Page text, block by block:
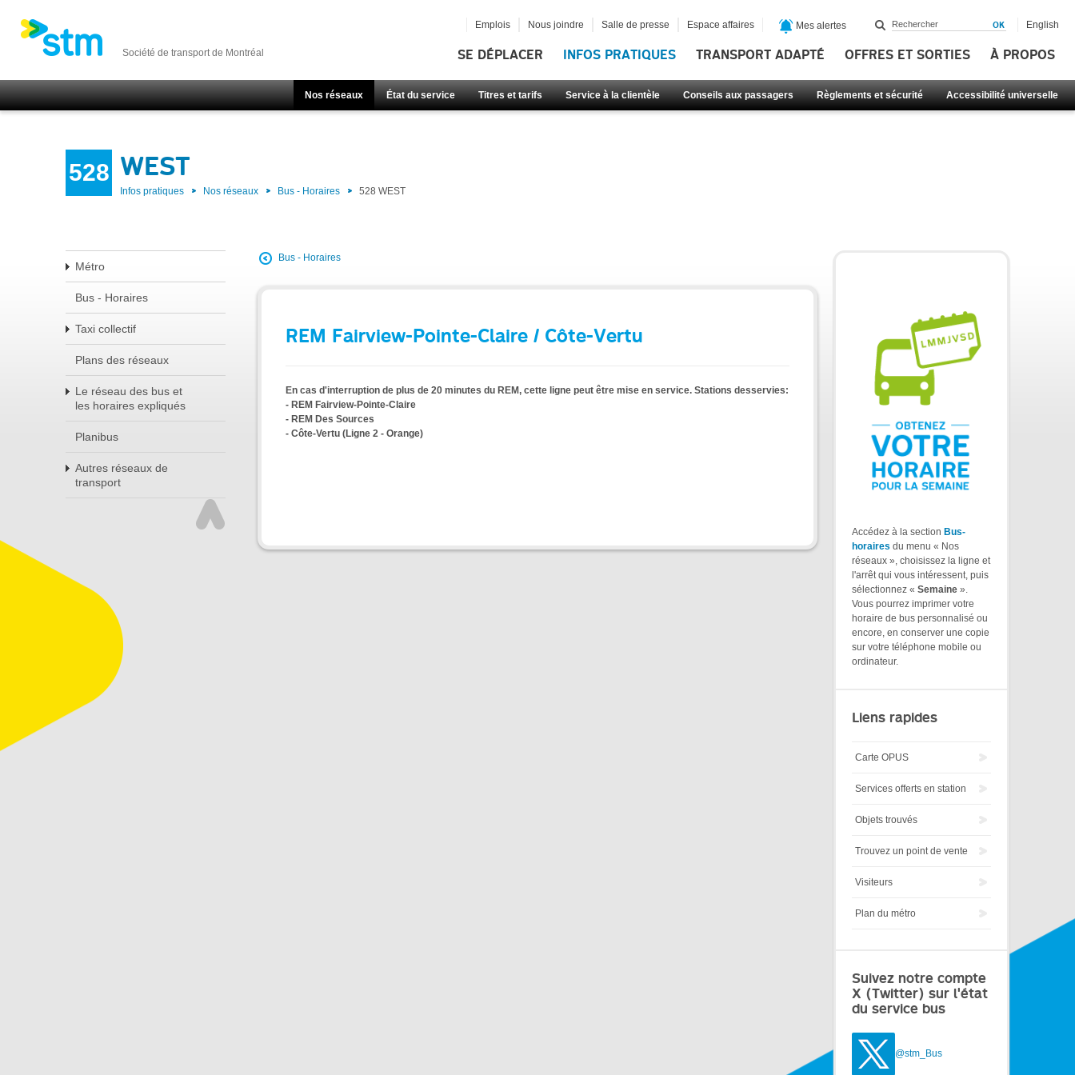
Société de transport de Montréal SE DÉPLACER INFOS PRATIQUES TRANSPORT ADAPTÉ OFFRES ET SORTIES À PROPOS
Nos réseaux État du service Titres et tarifs Service à la clientèle Conseils aux passagers Règlements et sécurité Accessibilité universelle
Emplois Nous joindre Salle de presse Espace affaires Mes alertes English
528 WEST
Infos pratiques Nos réseaux Bus - Horaires 528 WEST
Métro
Bus - Horaires
Taxi collectif
Plans des réseaux
Le réseau des bus et
les horaires expliqués
Planibus
Autres réseaux de
transport
Bus - Horaires
REM Fairview-Pointe-Claire / Côte-Vertu
En cas d'interruption de plus de 20 minutes du REM, cette ligne peut être mise en service. Stations desservies:
- REM Fairview-Pointe-Claire
- REM Des Sources
- Côte-Vertu (Ligne 2 - Orange)
Accédez à la section Bus-
horaires du menu « Nos
réseaux », choisissez la ligne et
l'arrêt qui vous intéressent, puis
sélectionnez « Semaine ».
Vous pourrez imprimer votre
horaire de bus personnalisé ou
encore, en conserver une copie
sur votre téléphone mobile ou
ordinateur.
Liens rapides
Carte OPUS
Services offerts en station
Objets trouvés
Trouvez un point de vente
Visiteurs
Plan du métro
Suivez notre compte
X (Twitter) sur l'état
du service bus
@stm_Bus